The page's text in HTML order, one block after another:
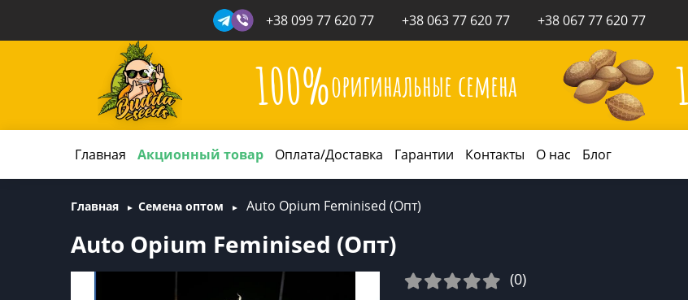
+38 099 77 620 77 +38 063 77 620 77 +38 067 77 620 77
100%оригинальные семена
Главная Акционный товар Оплата/Доставка Гарантии Контакты О нас Блог
Главная Семена оптом Auto Opium Feminised (Опт)
Auto Opium Feminised (Опт)
(0)